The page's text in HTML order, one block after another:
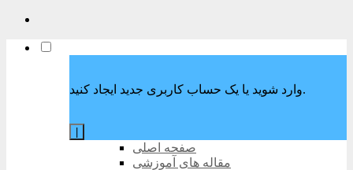
وارد شوید یا یک حساب کاربری جدید ایجاد کنید.
صفحه اصلی
مقاله های آموزشی